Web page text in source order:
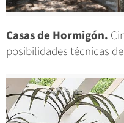
Casas de Hormigón.
posibilidades técnicas